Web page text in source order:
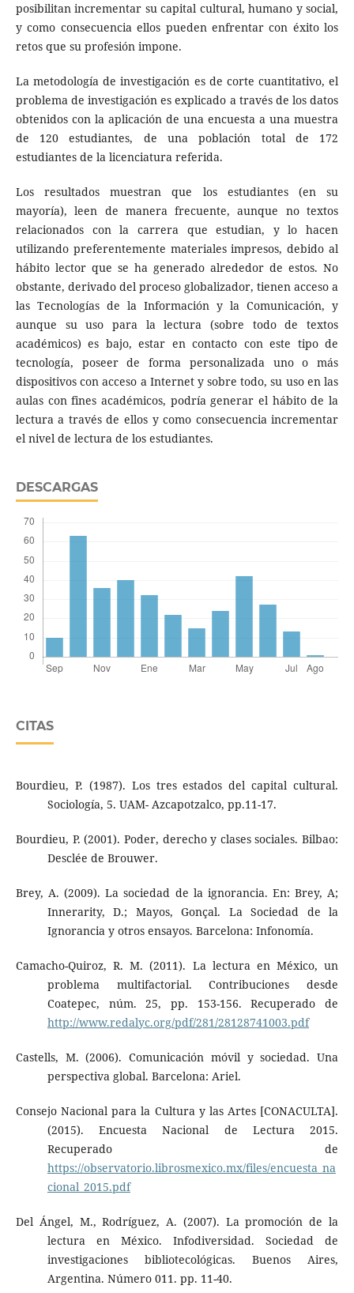
posibilitan incrementar su capital cultural, humano y social,
y como consecuencia ellos pueden enfrentar con éxito los
retos que su profesión impone.
La metodología de investigación es de corte cuantitativo, el
problema de investigación es explicado a través de los datos
obtenidos con la aplicación de una encuesta a una muestra
de 120 estudiantes, de una población total de 172
estudiantes de la licenciatura referida.
Los resultados muestran que los estudiantes (en su
mayoría), leen de manera frecuente, aunque no textos
relacionados con la carrera que estudian, y lo hacen
utilizando preferentemente materiales impresos, debido al
hábito lector que se ha generado alrededor de estos. No
obstante, derivado del proceso globalizador, tienen acceso a
las Tecnologías de la Información y la Comunicación, y
aunque su uso para la lectura (sobre todo de textos
académicos) es bajo, estar en contacto con este tipo de
tecnología, poseer de forma personalizada uno o más
dispositivos con acceso a Internet y sobre todo, su uso en las
aulas con fines académicos, podría generar el hábito de la
lectura a través de ellos y como consecuencia incrementar
el nivel de lectura de los estudiantes.
DESCARGAS
CITAS
Bourdieu, P. (1987). Los tres estados del capital cultural.
Sociología, 5. UAM- Azcapotzalco, pp.11-17.
Bourdieu, P. (2001). Poder, derecho y clases sociales. Bilbao:
Desclée de Brouwer.
Brey, A. (2009). La sociedad de la ignorancia. En: Brey, A;
Innerarity, D.; Mayos, Gonçal. La Sociedad de la
Ignorancia y otros ensayos. Barcelona: Infonomía.
Camacho-Quiroz, R. M. (2011). La lectura en México, un
problema multifactorial. Contribuciones desde
Coatepec, núm. 25, pp. 153-156. Recuperado de
http://www.redalyc.org/pdf/281/28128741003.pdf
Castells, M. (2006). Comunicación móvil y sociedad. Una
perspectiva global. Barcelona: Ariel.
Consejo Nacional para la Cultura y las Artes [CONACULTA].
(2015). Encuesta Nacional de Lectura 2015.
Recuperado de
https://observatorio.librosmexico.mx/files/encuesta_na
cional_2015.pdf
Del Ángel, M., Rodríguez, A. (2007). La promoción de la
lectura en México. Infodiversidad. Sociedad de
investigaciones bibliotecológicas. Buenos Aires,
Argentina. Número 011. pp. 11-40.